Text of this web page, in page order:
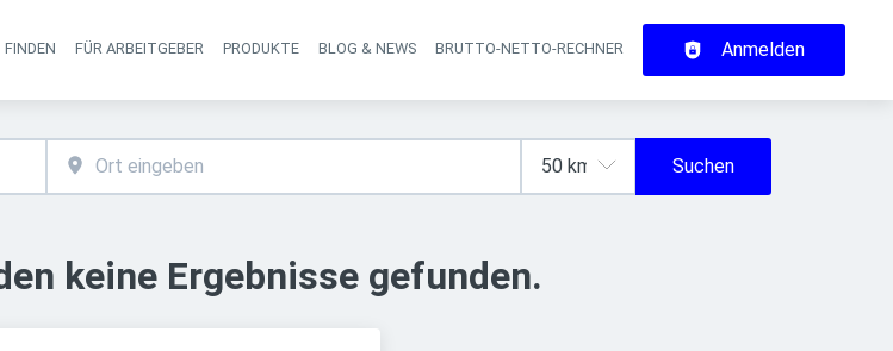
Haupt-Navigation
FINDEN FÜR ARBEITGEBER PRODUKTE BLOG & NEWS BRUTTO-NETTO-RECHNER Anmelden
Suchen
keine Ergebnisse gefunden.